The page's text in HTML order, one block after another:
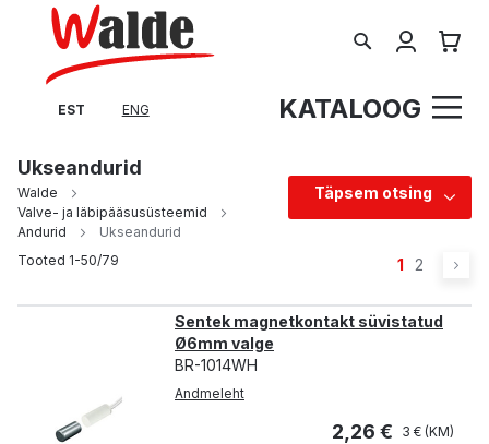
Search Minu
EST ENG KATALOOG
Ukseandurid
Walde
Valve- ja läbipääsusüsteemid
Andurid
Ukseandurid
Täpsem otsing
Tooted 1-50/79 Page
You're
1 Page
2
Sentek magnetkontakt süvistatud
Ø6mm valge
BR-1014WH
Andmeleht
2,26 € 3 €